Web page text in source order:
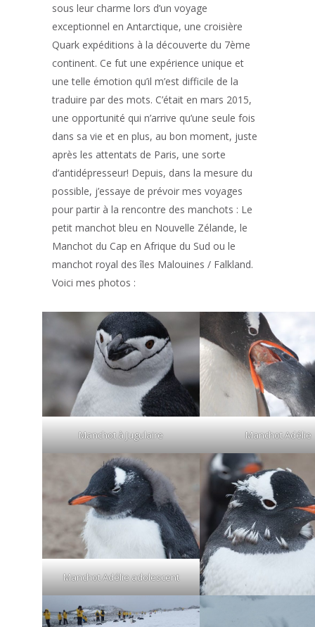
sous leur charme lors d’un voyage
exceptionnel en Antarctique, une croisière
Quark expéditions à la découverte du 7ème
continent. Ce fut une expérience unique et
une telle émotion qu’il m’est difficile de la
traduire par des mots. C’était en mars 2015,
une opportunité qui n’arrive qu’une seule fois
dans sa vie et en plus, au bon moment, juste
après les attentats de Paris, une sorte
d’antidépresseur! Depuis, dans la mesure du
possible, j’essaye de prévoir mes voyages
pour partir à la rencontre des manchots : Le
petit manchot bleu en Nouvelle Zélande, le
Manchot du Cap en Afrique du Sud ou le
manchot royal des îles Malouines / Falkland.
Voici mes photos :
Manchot à Jugulaire Manchot Adélie
Manchot Adélie adolescent